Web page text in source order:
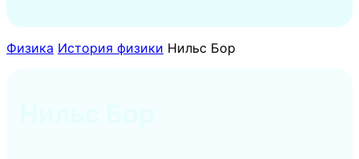
Физика История физики Нильс Бор